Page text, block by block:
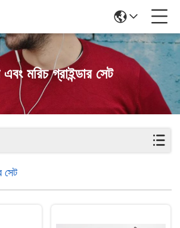
মরিচ গ্রাইন্ডার সেট
সেট